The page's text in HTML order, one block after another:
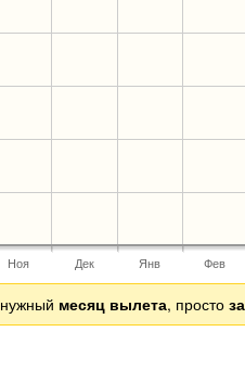
Ноя Дек Янв Фев
нужный месяц вылета, просто